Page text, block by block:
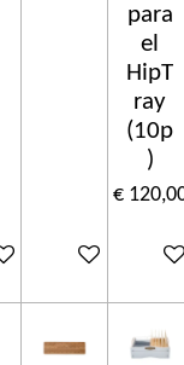
In winkelwagen
para
el
HipT
ray
(10p
)
€
In